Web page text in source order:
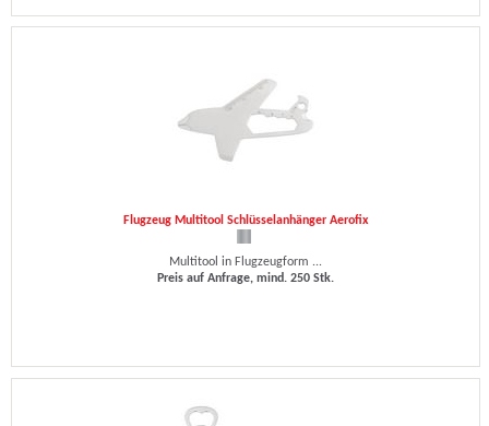
Flugzeug Multitool Schlüsselanhänger Aerofix
Multitool in Flugzeugform ...
Preis auf Anfrage, mind. 250 Stk.